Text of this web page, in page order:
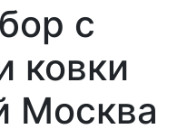
с
ковки
Москва